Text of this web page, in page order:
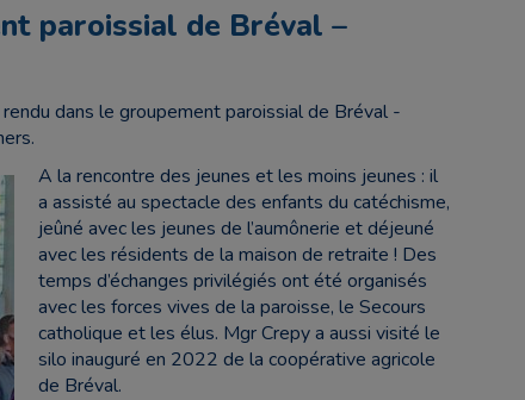
paroissial de Bréval –
dans le groupement paroissial de Bréval -
A la rencontre des jeunes et les moins jeunes : il
a assisté au spectacle des enfants du catéchisme,
jeûné avec les jeunes de l’aumônerie et déjeuné
avec les résidents de la maison de retraite ! Des
temps d’échanges privilégiés ont été organisés
avec les forces vives de la paroisse, le Secours
catholique et les élus. Mgr Crepy a aussi visité le
silo inauguré en 2022 de la coopérative agricole
de Bréval.